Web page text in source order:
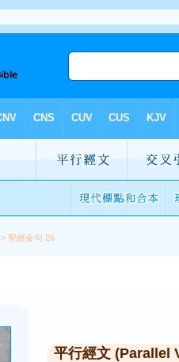
> 聖經金句 26
平行經文 (Parallel